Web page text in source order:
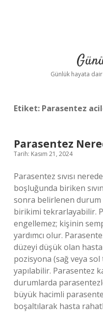
Günlük hayata
Etiket: Parasentez
Parasentez
Tarih: Kasım 21, 2024
Parasentez sıvısı
boşluğunda biriken
sonra belirlenen durum
birikimi tekrarlayabilir.
engellemez; kişinin
yardımcı olur.
düzeyi düşük olan
pozisyona (sağ veya
yapılabilir. Parasentez
durumlarda
büyük hacimli
boşaltılarak hasta